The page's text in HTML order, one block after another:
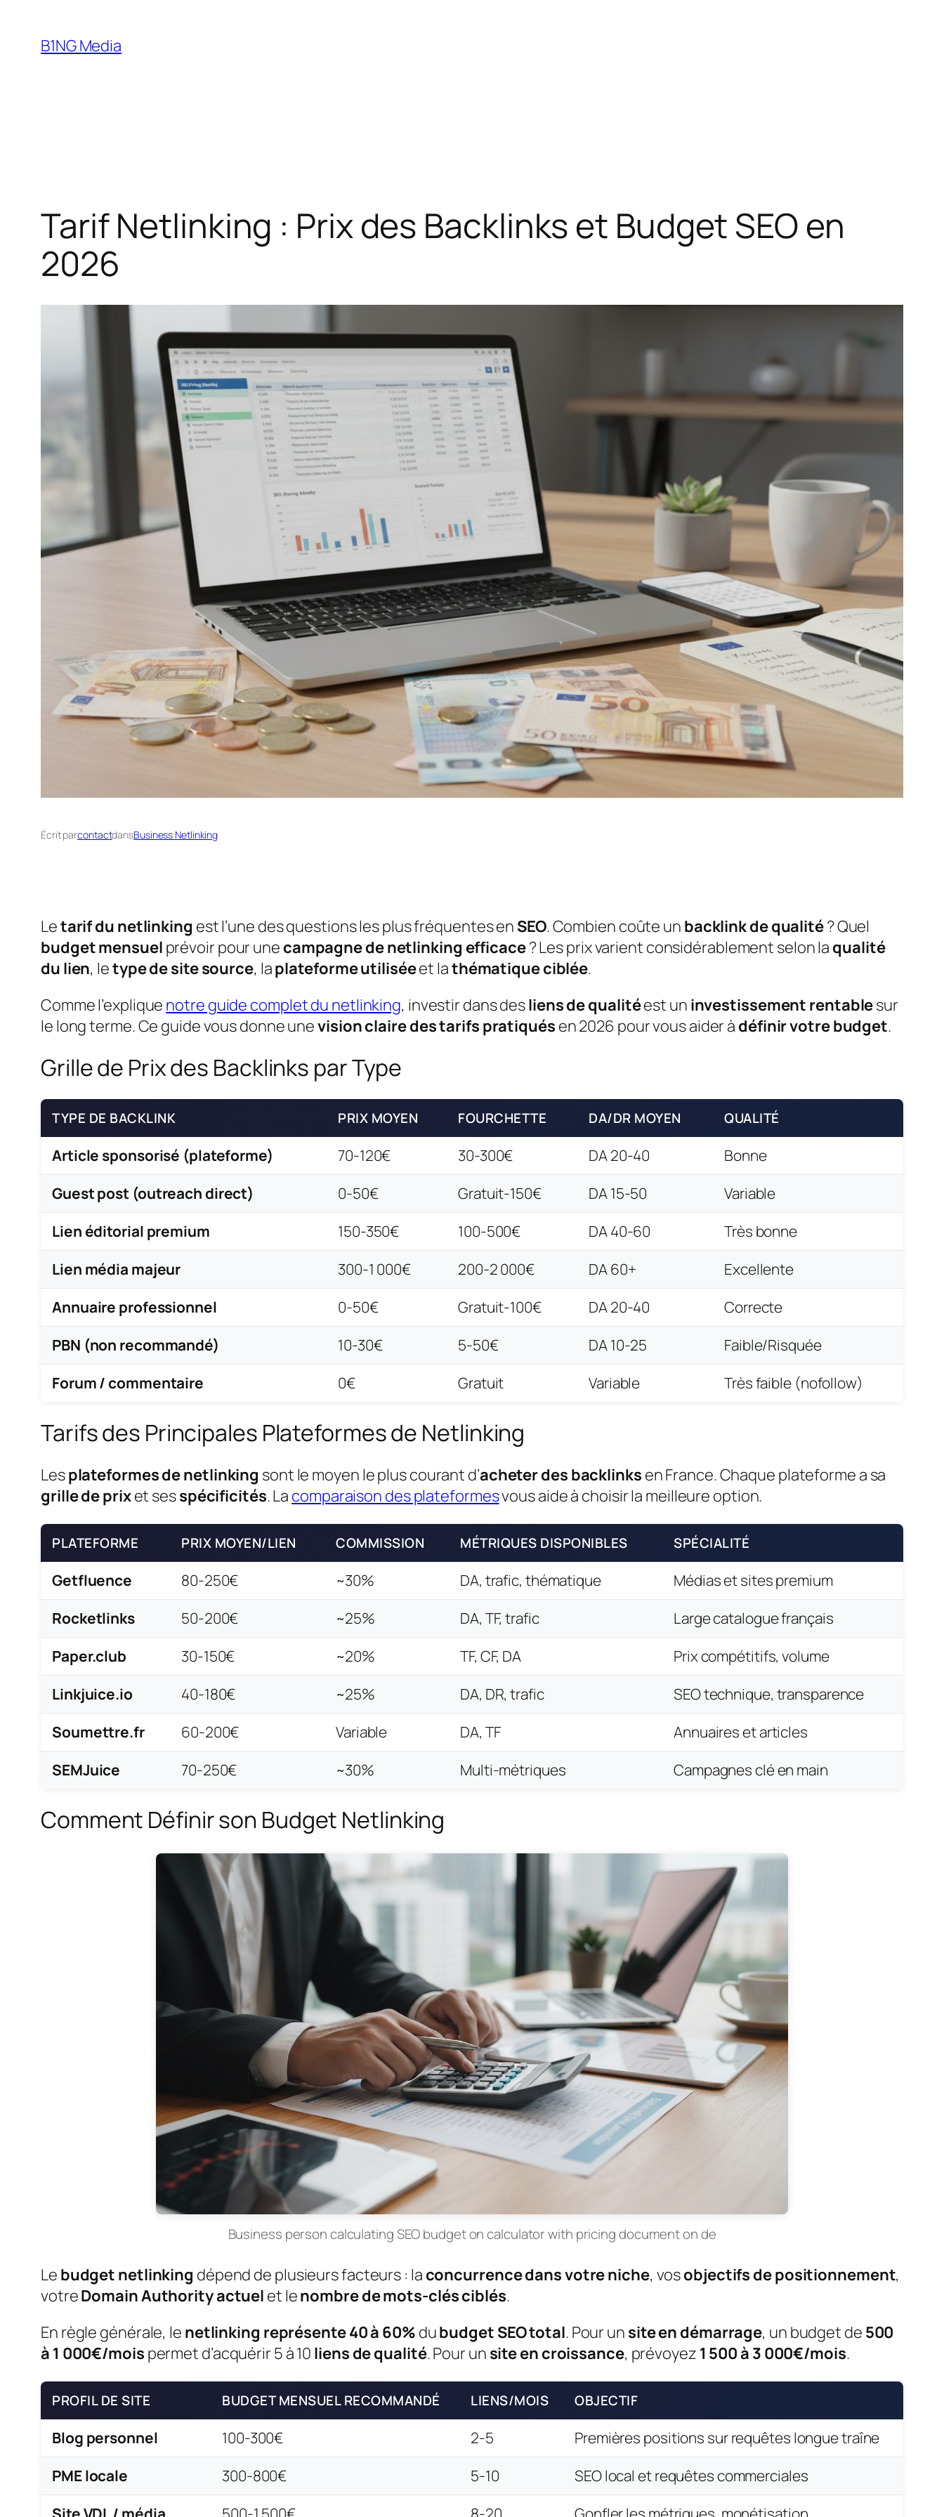
contenu
B1NG Media
Tarif Netlinking : Prix des Backlinks et Budget SEO en
2026
Écrit parcontactdansBusiness Netlinking
Letarif du netlinking est l’une des questions les plus fréquentes en SEO. Combien coûte un backlink de qualité? Quel
budget mensuel prévoir pour une campagne de netlinking efficace? Les prix varient considérablement selon la qualité
du lien, letype de site source, laplateforme utiliséeet lathématique ciblée.
Comme l’explique notre guide complet du netlinking, investir dans desliens de qualitéest un investissement rentablesur
le long terme. Ce guide vous donne unevision claire des tarifs pratiqués en 2026 pour vous aider à définir votre budget.
Grille de Prix des Backlinks par Type
TYPE DE BACKLINK PRIX MOYEN FOURCHETTE DA/DR MOYEN QUALITÉ
Article sponsorisé (plateforme) 70-120€ 30-300€ DA 20-40
Bonne
Guest post (outreach direct)
0-50€ Gratuit-150€ DA 15-50
Variable
Lien éditorial premium
150-350€ 100-500€ DA 40-60
Très bonne
Lien média majeur
300-1 000€ 200-2 000€ DA 60+
Excellente
Annuaire professionnel
0-50€ Gratuit-100€ DA 20-40
Correcte
PBN (non recommandé)
10-30€ 5-50€ DA 10-25
Faible/Risquée
Forum / commentaire
0€ Gratuit Variable Très faible (nofollow)
Tarifs des Principales Plateformes de Netlinking
Lesplateformes de netlinking sont le moyen le plus courant d’acheter des backlinks en France. Chaque plateforme a sa
grille de prixet sesspécificités. La comparaison des plateformesvous aide à choisir la meilleure option.
PLATEFORME PRIX MOYEN/LIEN COMMISSION MÉTRIQUES DISPONIBLES SPÉCIALITÉ
Getfluence 80-250€ ~30% DA, trafic, thématique
Médias et sites premium
Rocketlinks
50-200€ ~25% DA, TF, trafic
Large catalogue français
Paper.club
30-150€ ~20% TF, CF, DA
Prix compétitifs, volume
Linkjuice.io
40-180€ ~25% DA, DR, trafic
SEO technique, transparence
Soumettre.fr
60-200€ Variable DA, TF
Annuaires et articles
SEMJuice
70-250€ ~30% Multi-métriques Campagnes clé en main
Comment Définir son Budget Netlinking
Business person calculating SEO budget on calculator with pricing document on de
Le budget netlinking dépend de plusieurs facteurs : la concurrence dans votre niche, vosobjectifs de positionnement,
votreDomain Authority actuel et lenombre de mots-clés ciblés.
En règle générale, le netlinking représente 40 à 60% dubudget SEO total. Pour un site en démarrage, un budget de 500
à 1 000€/mois permet d’acquérir 5 à 10 liens de qualité. Pour un site en croissance, prévoyez 1 500 à 3 000€/mois.
PROFIL DE SITE BUDGET MENSUEL RECOMMANDÉ LIENS/MOIS OBJECTIF
Blog personnel 100-300€ 2-5
Premières positions sur requêtes longue traîne
PME locale
300-800€ 5-10
SEO local et requêtes commerciales